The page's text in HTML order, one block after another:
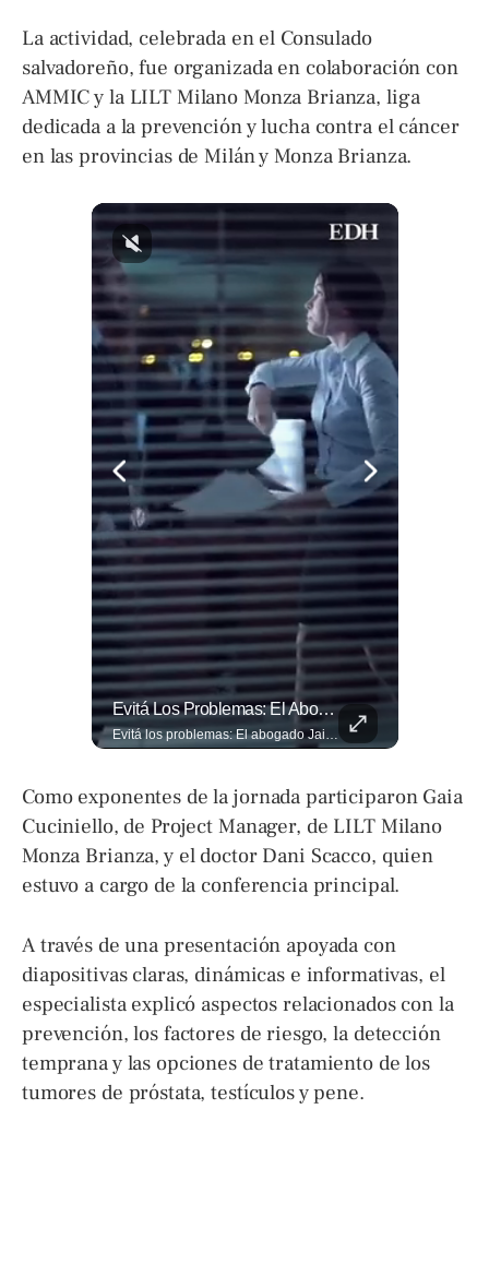
La actividad, celebrada en el Consulado
salvadoreño, fue organizada en colaboración con
AMMIC y la LILT Milano Monza Brianza, liga
dedicada a la prevención y lucha contra el cáncer
en las provincias de Milán y Monza Brianza.
Evitá Los Problemas: El Abogado Jaime Ramírez Recuerda Que Una Mala Decisión Puede Cambiar Tu Vida.
Evitá los problemas: El abogado Jaime Ramírez recuerda que una mala decisión puede cambiar tu vida. Hoy, cualquier discusión puede quedar grabada, difundirse en redes sociales y traer consecuencias legales. Más detalles en ➡️ eldiariodehoy.com
Como exponentes de la jornada participaron Gaia
Cuciniello, de Project Manager, de LILT Milano
Monza Brianza, y el doctor Dani Scacco, quien
estuvo a cargo de la conferencia principal.
A través de una presentación apoyada con
diapositivas claras, dinámicas e informativas, el
especialista explicó aspectos relacionados con la
prevención, los factores de riesgo, la detección
temprana y las opciones de tratamiento de los
tumores de próstata, testículos y pene.